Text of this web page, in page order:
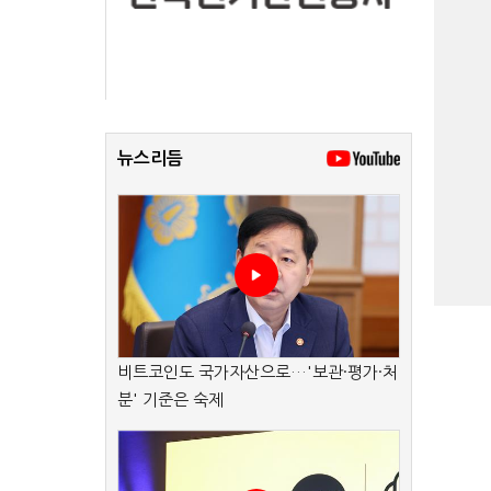
뉴스리듬
비트코인도 국가자산으로…'보관·평가·처
분' 기준은 숙제